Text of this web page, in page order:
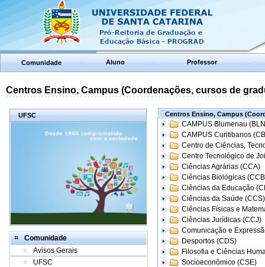
Comunidade Aluno Professor
Centros Ensino, Campus (Coordenações, cursos de
UFSC
Comunidade
Avisos Gerais
UFSC
Centros Ensino, Campus
CAMPUS Blumenau
CAMPUS Curitibanos
Centro de Ciências,
Centro Tecnológico de
Ciências Agrárias (CCA)
Ciências Biológicas
Ciências da Educação
Ciências da Saúde (CCS)
Ciências Físicas e
Ciências Jurídicas (CCJ)
Comunicação e
Desportos (CDS)
Filosofia e Ciências
Socioeconômico (CSE)